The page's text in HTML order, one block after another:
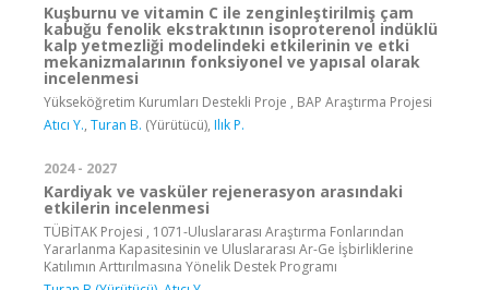
Kuşburnu ve vitamin C ile zenginleştirilmiş çam
kabuğu fenolik ekstraktının isoproterenol indüklü
kalp yetmezliği modelindeki etkilerinin ve etki
mekanizmalarının fonksiyonel ve yapısal olarak
incelenmesi
Yükseköğretim Kurumları Destekli Proje , BAP Araştırma Projesi
Atıcı Y., Turan B. (Yürütücü), Ilık P.
2024 - 2027
Kardiyak ve vasküler rejenerasyon arasındaki
etkilerin incelenmesi
TÜBİTAK Projesi , 1071-Uluslararası Araştırma Fonlarından
Yararlanma Kapasitesinin ve Uluslararası Ar-Ge İşbirliklerine
Katılımın Arttırılmasına Yönelik Destek Programı